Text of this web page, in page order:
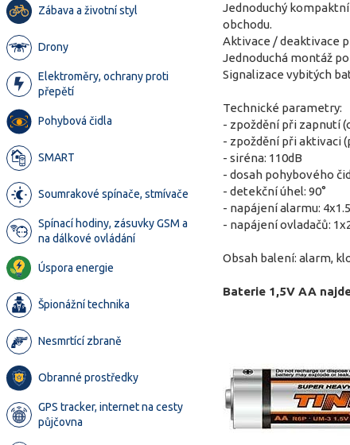
Zábava a životní styl
Drony
Elektroměry, ochrany proti
přepětí
Pohybová čidla
SMART
Soumrakové spínače, stmívače
Spínací hodiny, zásuvky GSM a
na dálkové ovládání
Úspora energie
Špionážní technika
Nesmrtící zbraně
Obranné prostředky
GPS tracker, internet na cesty
půjčovna
Jednoduchý
obchodu.
Aktivace / deaktivace
Jednoduchá montáž
Signalizace vybitých
Technické parametry:
- zpoždění při zapnutí
- zpoždění při aktivaci
- siréna: 110dB
- dosah pohybového
- detekční úhel: 90°
- napájení alarmu:
- napájení ovladačů:
Obsah balení: alarm,
Baterie 1,5V AA